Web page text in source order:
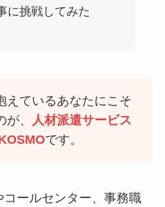
に挑戦してみた
えているあなたにこそ
、 人材派遣サービス
です。
ールセンター、事務職